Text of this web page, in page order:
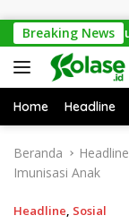
Breaking News
1.286 Telur
Home Headline
Beranda Headline
Imunisasi Anak
Headline, Sosial